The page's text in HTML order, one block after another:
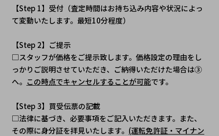
【Step 1】受付（査定時間はお持ち込み内容や状況によっ
て変動いたします。最短10分程度）
【Step 2】ご提示
□スタッフが価格をご提示致します。価格設定の理由をし
っかりご説明させていただき、ご納得いただけた場合は③
へ。 この時点でキャンセルすることが可能です。
【Step 3】買受伝票の記載
□法律に基づき、必要事項をご記入いただきます。また、
その際に身分証を拝見いたします。 (運転免許証・マイナン